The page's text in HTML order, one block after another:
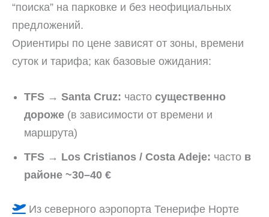
“поиска” на парковке и без неофициальных
предложений.
Ориентиры по цене зависят от зоны, времени
суток и тарифа; как базовые ожидания:
TFS → Santa Cruz: часто существенно
дороже (в зависимости от времени и
маршрута)
TFS → Los Cristianos / Costa Adeje: часто в
районе ~30–40 €
Из северного аэропорта Тенерифе Норте